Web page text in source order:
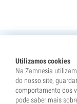
Utilizamos cookies
Na Zamnesia
do nosso site,
comportamento dos
pode saber mais